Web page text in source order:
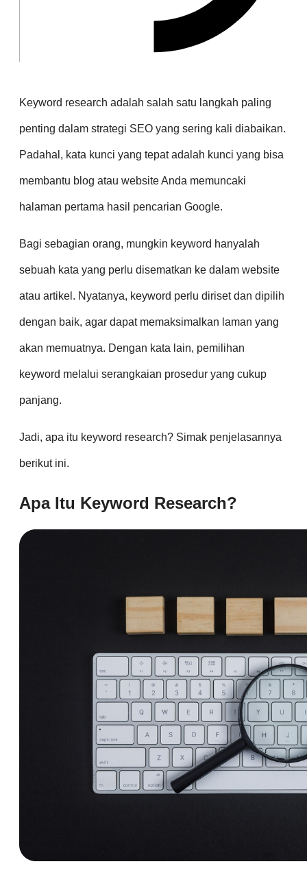
Keyword research adalah salah satu langkah paling
penting dalam strategi SEO yang sering kali diabaikan.
Padahal, kata kunci yang tepat adalah kunci yang bisa
membantu blog atau website Anda memuncaki
halaman pertama hasil pencarian Google.
Bagi sebagian orang, mungkin keyword hanyalah
sebuah kata yang perlu disematkan ke dalam website
atau artikel. Nyatanya, keyword perlu diriset dan dipilih
dengan baik, agar dapat memaksimalkan laman yang
akan memuatnya. Dengan kata lain, pemilihan
keyword melalui serangkaian prosedur yang cukup
panjang.
Jadi, apa itu keyword research? Simak penjelasannya
berikut ini.
Apa Itu Keyword Research?